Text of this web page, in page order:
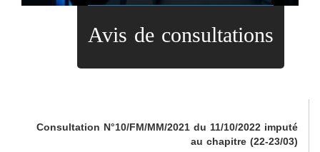
Avis de consultations
Consultation N°10/FM/MM/2021 du 11/10/2022 imputé
au chapitre (22-23/03)